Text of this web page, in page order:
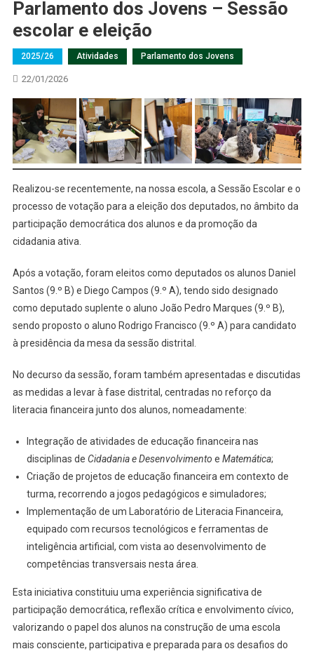
Parlamento dos Jovens – Sessão
escolar e eleição
2025/26 Atividades Parlamento dos Jovens
22/01/2026
Realizou-se recentemente, na nossa escola, a Sessão Escolar e o
processo de votação para a eleição dos deputados, no âmbito da
participação democrática dos alunos e da promoção da
cidadania ativa.
Após a votação, foram eleitos como deputados os alunos Daniel
Santos (9.º B) e Diego Campos (9.º A), tendo sido designado
como deputado suplente o aluno João Pedro Marques (9.º B),
sendo proposto o aluno Rodrigo Francisco (9.º A) para candidato
à presidência da mesa da sessão distrital.
No decurso da sessão, foram também apresentadas e discutidas
as medidas a levar à fase distrital, centradas no reforço da
literacia financeira junto dos alunos, nomeadamente:
Integração de atividades de educação financeira nas
disciplinas de Cidadania e Desenvolvimento e Matemática;
Criação de projetos de educação financeira em contexto de
turma, recorrendo a jogos pedagógicos e simuladores;
Implementação de um Laboratório de Literacia Financeira,
equipado com recursos tecnológicos e ferramentas de
inteligência artificial, com vista ao desenvolvimento de
competências transversais nesta área.
Esta iniciativa constituiu uma experiência significativa de
participação democrática, reflexão crítica e envolvimento cívico,
valorizando o papel dos alunos na construção de uma escola
mais consciente, participativa e preparada para os desafios do